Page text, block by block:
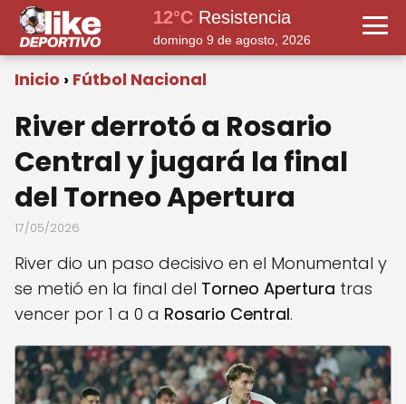
12°C Resistencia
domingo 9 de agosto, 2026
Inicio Fútbol Nacional
River derrotó a Rosario
Central y jugará la final
del Torneo Apertura
17/05/2026
River dio un paso decisivo en el Monumental y
se metió en la final del Torneo Apertura tras
vencer por 1 a 0 a Rosario Central.